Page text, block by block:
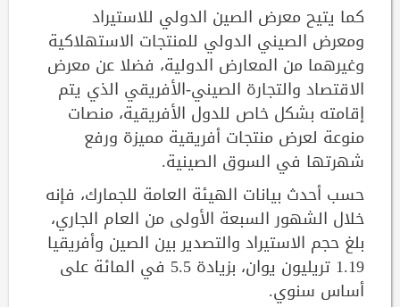
كما يتيح معرض الصين الدولي للاستيراد
ومعرض الصيني الدولي للمنتجات الاستهلاكية
وغيرهما من المعارض الدولية، فضلا عن معرض
الاقتصاد والتجارة الصيني-الأفريقي الذي يتم
إقامته بشكل خاص للدول الأفريقية، منصات
منوعة لعرض منتجات أفريقية مميزة ورفع
شهرتها في السوق الصينية.
حسب أحدث بيانات الهيئة العامة للجمارك، فإنه
خلال الشهور السبعة الأولى من العام الجاري،
بلغ حجم الاستيراد والتصدير بين الصين وأفريقيا
1.19 تريليون يوان، بزيادة 5.5 في المائة على
أساس سنوي.